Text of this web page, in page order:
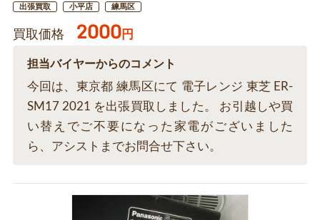
出張買取 小平店 練馬区
買取価格 2000円
担当バイヤーからのコメント
今回は、東京都 練馬区にて 電子レンジ 東芝 ER-
SM17 2021 を出張買取しました。 お引越しや買
い替えでご不要になった家電がございました
ら、アシストまでお問合せ下さい。